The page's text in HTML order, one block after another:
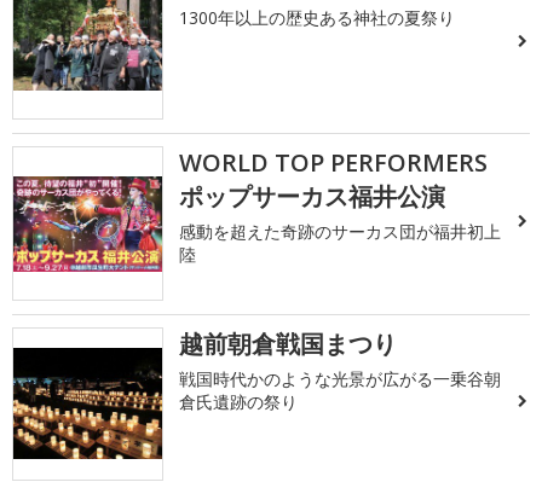
1300年以上の歴史ある神社の夏祭り
WORLD TOP PERFORMERS
ポップサーカス福井公演
感動を超えた奇跡のサーカス団が福井初上
陸
越前朝倉戦国まつり
戦国時代かのような光景が広がる一乗谷朝
倉氏遺跡の祭り